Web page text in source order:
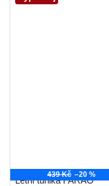
439 Kč –20 %
Letní tunika FARAO